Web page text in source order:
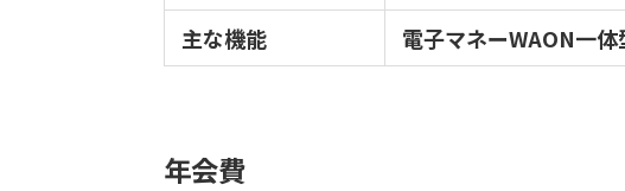
主な機能
電子マネーWAON一体
年会費